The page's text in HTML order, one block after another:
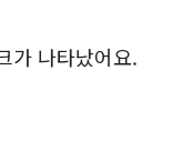
가 나타났어요.